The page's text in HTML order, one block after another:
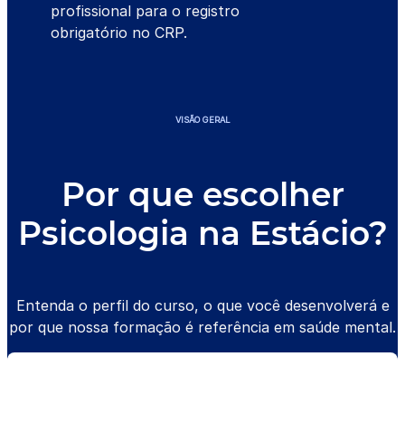
profissional para o registro
obrigatório no CRP.
VISÃO GERAL
Por que escolher
Psicologia na Estácio?
Entenda o perfil do curso, o que você desenvolverá e
por que nossa formação é referência em saúde mental.